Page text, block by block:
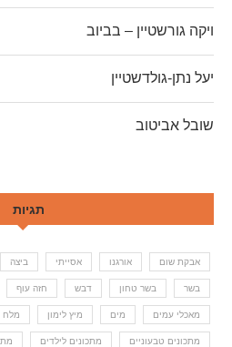
ויקה גורשטיין – בביוב
יעל נתן-גולדשטיין
שובל אביטוב
תגיות
אבקת שום אורגנו אסייתי ביצה
בשר בשר טחון דבש חזה עוף
מאכלי עמים מים מיץ לימון מלח
מתכונים טבעוניים מתכונים לילדים